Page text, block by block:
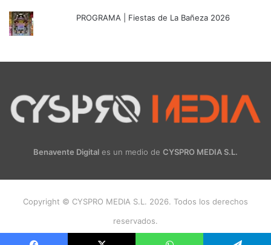
PROGRAMA | Fiestas de La Bañeza 2026
Benavente Digital es un medio de CYSPRO MEDIA S.L.
Copyright © CYSPRO MEDIA S.L. 2026. Todos los derechos
reservados.